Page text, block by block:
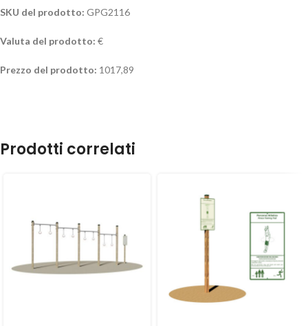
SKU del prodotto: GPG2116
Valuta del prodotto: €
Prezzo del prodotto: 1017,89
Prodotti correlati